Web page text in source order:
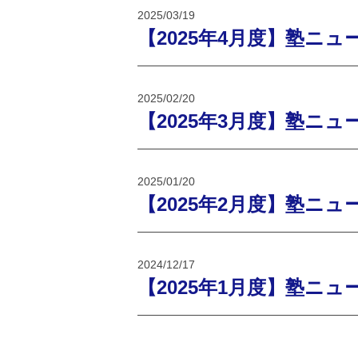
2025/03/19
【2025年4月度】塾ニュ
2025/02/20
【2025年3月度】塾ニュ
2025/01/20
【2025年2月度】塾ニュ
2024/12/17
【2025年1月度】塾ニュ